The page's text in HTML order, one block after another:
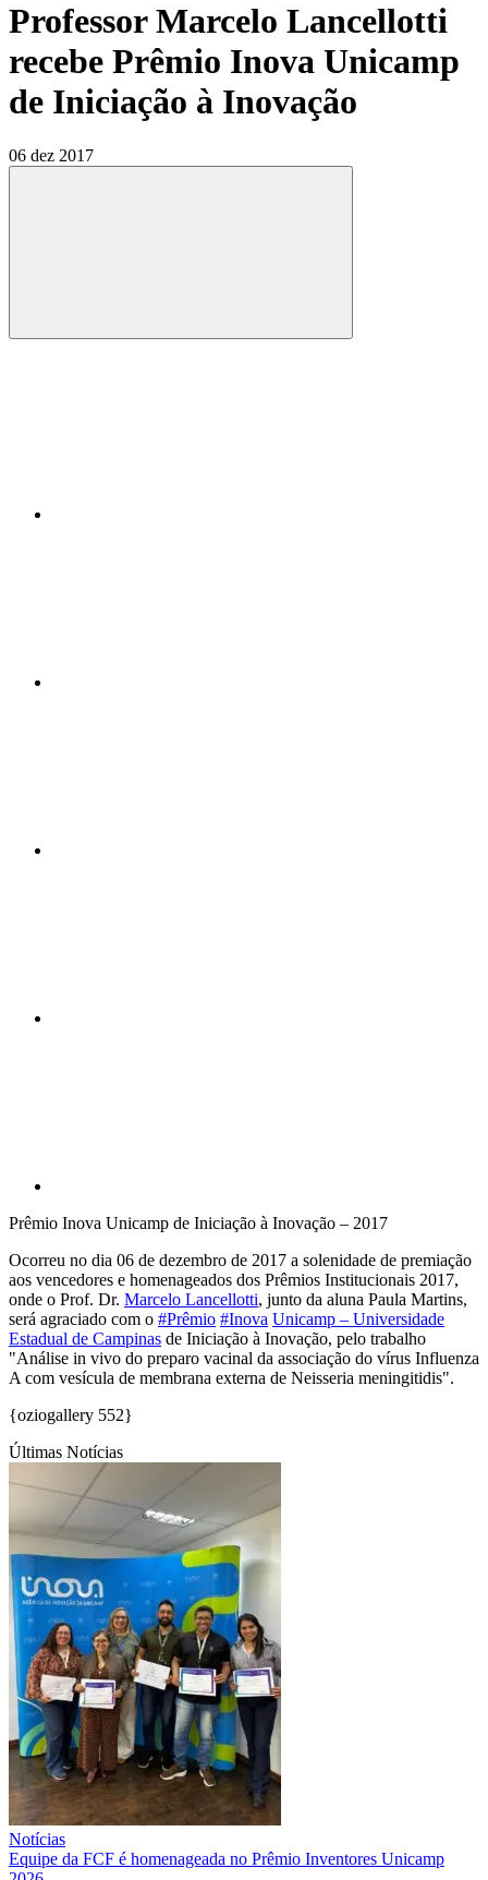
Professor Marcelo Lancellotti
recebe Prêmio Inova Unicamp
de Iniciação à Inovação
06 dez 2017
Compartilhar
Prêmio Inova Unicamp de Iniciação à Inovação – 2017
Ocorreu no dia 06 de dezembro de 2017 a solenidade de premiação
aos vencedores e homenageados dos Prêmios Institucionais 2017,
onde o Prof. Dr. Marcelo Lancellotti, junto da aluna Paula Martins,
será agraciado com o #Prêmio #Inova Unicamp – Universidade
Estadual de Campinas de Iniciação à Inovação, pelo trabalho
"Análise in vivo do preparo vacinal da associação do vírus Influenza
A com vesícula de membrana externa de Neisseria meningitidis".
{oziogallery 552}
Últimas Notícias
Notícias
Equipe da FCF é homenageada no Prêmio Inventores Unicamp